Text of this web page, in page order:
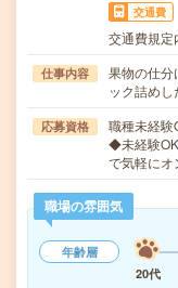
交通費
交通費規定
仕事内容
果物の仕分
ック詰め
応募資格
職種未経験
◆未経験
で気軽に
職場の雰囲気
年齢層
20代